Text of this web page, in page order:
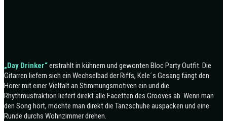
„Day Drinker“erstrahlt in kühnem und gewonten Bloc Party Outfit. Die
Gitarren liefern sich ein Wechselbad der Riffs, Kele´s Gesang fängt den
Hörer mit einer Vielfalt an Stimmungsmotiven ein und die
Rhythmusfraktion liefert direkt alle Facetten des Grooves ab. Wenn man
den Song hört, möchte man direkt die Tanzschuhe auspacken und eine
Runde durchs Wohnzimmer drehen.